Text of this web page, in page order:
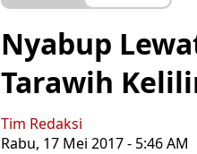
Nyabup
Tarawih
Tim Redaksi
Rabu, 17 Mei 2017 - 5:46 AM